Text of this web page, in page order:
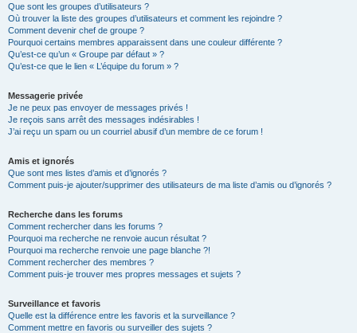
Que sont les groupes d’utilisateurs ?
Où trouver la liste des groupes d’utilisateurs et comment les rejoindre ?
Comment devenir chef de groupe ?
Pourquoi certains membres apparaissent dans une couleur différente ?
Qu’est-ce qu’un « Groupe par défaut » ?
Qu’est-ce que le lien « L’équipe du forum » ?
Messagerie privée
Je ne peux pas envoyer de messages privés !
Je reçois sans arrêt des messages indésirables !
J’ai reçu un spam ou un courriel abusif d’un membre de ce forum !
Amis et ignorés
Que sont mes listes d’amis et d’ignorés ?
Comment puis-je ajouter/supprimer des utilisateurs de ma liste d’amis ou d’ignorés ?
Recherche dans les forums
Comment rechercher dans les forums ?
Pourquoi ma recherche ne renvoie aucun résultat ?
Pourquoi ma recherche renvoie une page blanche ?!
Comment rechercher des membres ?
Comment puis-je trouver mes propres messages et sujets ?
Surveillance et favoris
Quelle est la différence entre les favoris et la surveillance ?
Comment mettre en favoris ou surveiller des sujets ?